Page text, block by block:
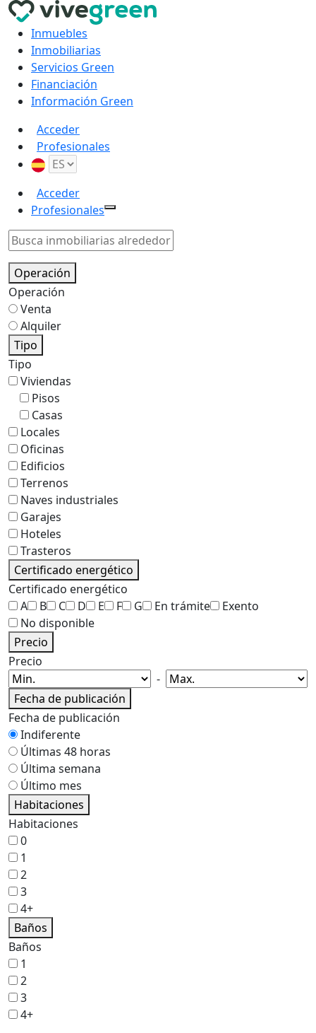
Inmuebles
Inmobiliarias
Servicios Green
Financiación
Información Green
Acceder
Profesionales
Acceder
Profesionales
Operación
Operación
Venta
Alquiler
Tipo
Tipo
Viviendas
Pisos
Casas
Locales
Oficinas
Edificios
Terrenos
Naves industriales
Garajes
Hoteles
Trasteros
Certificado energético
Certificado energético
A
B C D E F G En trámite
Exento
No disponible
Precio
Precio
-
Fecha de publicación
Fecha de publicación
Indiferente
Últimas 48 horas
Última semana
Último mes
Habitaciones
Habitaciones
0
1
2
3
4+
Baños
Baños
1
2
3
4+